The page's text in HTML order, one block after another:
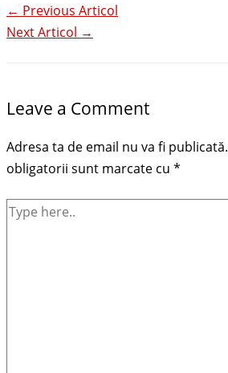
← Previous Articol
Next Articol →
Leave a Comment
Adresa ta de email nu va fi publicată.
obligatorii sunt marcate cu *